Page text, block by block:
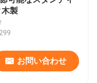
机
製
お問い合わせ